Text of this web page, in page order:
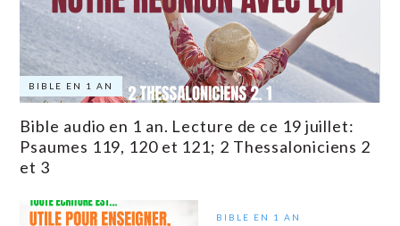
BIBLE EN 1 AN
Bible audio en 1 an. Lecture de ce 19 juillet:
Psaumes 119, 120 et 121; 2 Thessaloniciens 2
et 3
BIBLE EN 1 AN